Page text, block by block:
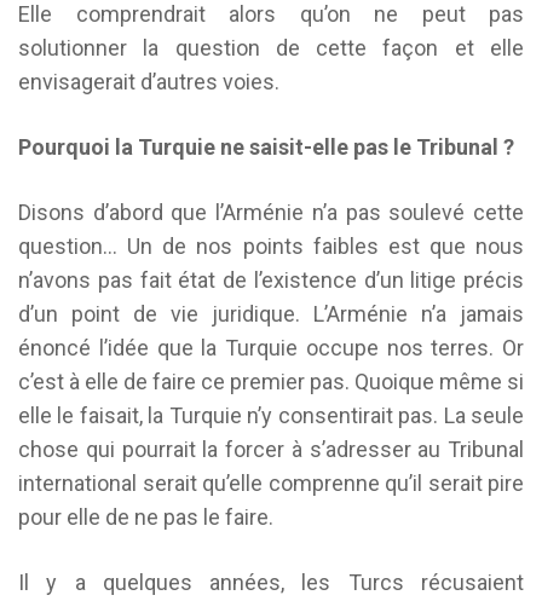
Elle comprendrait alors qu’on ne peut pas
solutionner la question de cette façon et elle
envisagerait d’autres voies.
Pourquoi la Turquie ne saisit-elle pas le Tribunal ?
Disons d’abord que l’Arménie n’a pas soulevé cette
question… Un de nos points faibles est que nous
n’avons pas fait état de l’existence d’un litige précis
d’un point de vie juridique. L’Arménie n’a jamais
énoncé l’idée que la Turquie occupe nos terres. Or
c’est à elle de faire ce premier pas. Quoique même si
elle le faisait, la Turquie n’y consentirait pas. La seule
chose qui pourrait la forcer à s’adresser au Tribunal
international serait qu’elle comprenne qu’il serait pire
pour elle de ne pas le faire.
Il y a quelques années, les Turcs récusaient